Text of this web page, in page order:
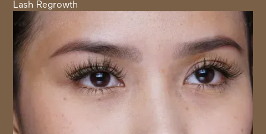
Lash Regrowth